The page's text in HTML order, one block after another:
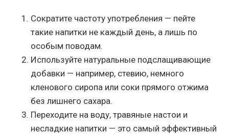
Сократите частоту употребления — пейте
такие напитки не каждый день, а лишь по
особым поводам.
Используйте натуральные подслащивающие
добавки — например, стевию, немного
кленового сиропа или соки прямого отжима
без лишнего сахара.
Переходите на воду, травяные настои и
несладкие напитки — это самый эффективный